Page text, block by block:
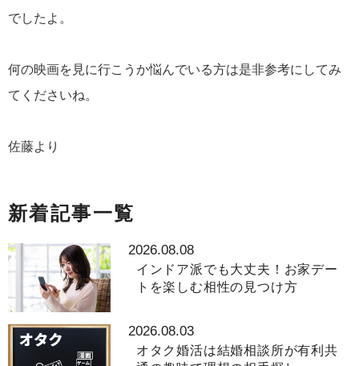
でしたよ。
何の映画を見に行こうか悩んでいる方は是非参考にしてみ
てくださいね。
佐藤より
新着記事一覧
2026.08.08
インドア派でも大丈夫！お家デー
トを楽しむ相性の見つけ方
2026.08.03
オタク婚活は結婚相談所が有利共